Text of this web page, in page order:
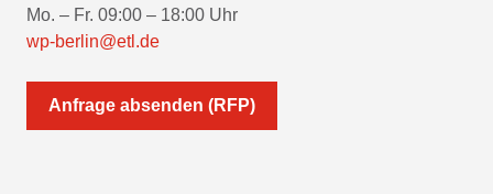
Mo. – Fr. 09:00 – 18:00 Uhr
wp-berlin@etl.de
Anfrage absenden (RFP)